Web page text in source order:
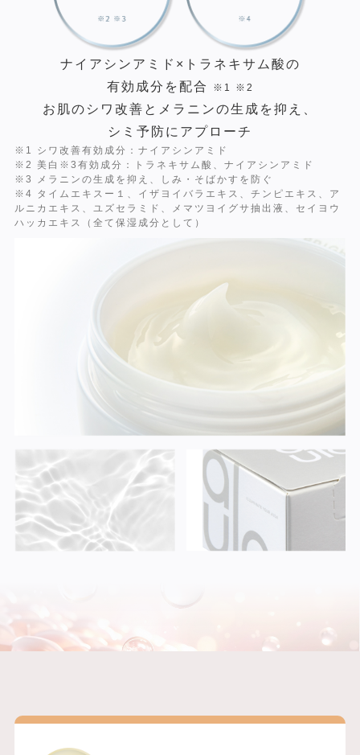
ナイアシンアミド×トラネキサム酸の
有効成分を配合
※1 ※2
お肌のシワ改善とメラニンの⽣成を抑え、
シミ予防にアプローチ
※1 シワ改善有効成分：ナイアシンアミド
※2 美白※3有効成分：トラネキサム酸、ナイアシンアミド
※3 メラニンの生成を抑え、しみ・そばかすを防ぐ
※4 タイムエキスー１、イザヨイバラエキス、チンピエキス、ア
ルニカエキス、ユズセラミド、メマツヨイグサ抽出液、セイヨウ
ハッカエキス（全て保湿成分として）